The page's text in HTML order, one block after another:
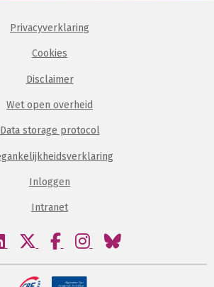
Privacyverklaring
Cookies
Disclaimer
Wet open overheid
Data storage protocol
Inloggen
Intranet
Bezoek
twitter
Bezoek
facebook
Bezoek
instagram
Bezoek